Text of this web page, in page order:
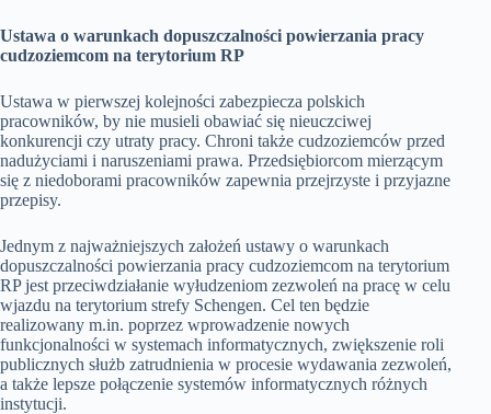
Ustawa o warunkach dopuszczalności powierzania pracy
cudzoziemcom na terytorium RP
Ustawa w pierwszej kolejności zabezpiecza polskich
pracowników, by nie musieli obawiać się nieuczciwej
konkurencji czy utraty pracy. Chroni także cudzoziemców przed
nadużyciami i naruszeniami prawa. Przedsiębiorcom mierzącym
się z niedoborami pracowników zapewnia przejrzyste i przyjazne
przepisy.
Jednym z najważniejszych założeń ustawy o warunkach
dopuszczalności powierzania pracy cudzoziemcom na terytorium
RP jest przeciwdziałanie wyłudzeniom zezwoleń na pracę w celu
wjazdu na terytorium strefy Schengen. Cel ten będzie
realizowany m.in. poprzez wprowadzenie nowych
funkcjonalności w systemach informatycznych, zwiększenie roli
publicznych służb zatrudnienia w procesie wydawania zezwoleń,
a także lepsze połączenie systemów informatycznych różnych
instytucji.